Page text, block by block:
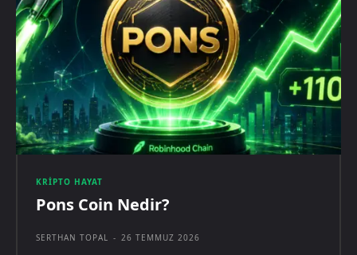
KRIPTO HAYAT
Pons Coin Nedir?
SERTHAN TOPAL - 26 TEMMUZ 2026